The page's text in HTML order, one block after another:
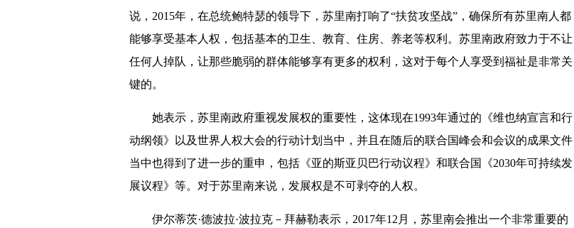
说，2015年，在总统鲍特瑟的领导下，苏里南打响了“扶贫攻坚战”，确保所有苏里南人都
能够享受基本人权，包括基本的卫生、教育、住房、养老等权利。苏里南政府致力于不让
任何人掉队，让那些脆弱的群体能够享有更多的权利，这对于每个人享受到福祉是非常关
键的。
她表示，苏里南政府重视发展权的重要性，这体现在1993年通过的《维也纳宣言和行
动纲领》以及世界人权大会的行动计划当中，并且在随后的联合国峰会和会议的成果文件
当中也得到了进一步的重申，包括《亚的斯亚贝巴行动议程》和联合国《2030年可持续发
展议程》等。对于苏里南来说，发展权是不可剥夺的人权。
伊尔蒂茨·德波拉·波拉克－拜赫勒表示，2017年12月，苏里南会推出一个非常重要的